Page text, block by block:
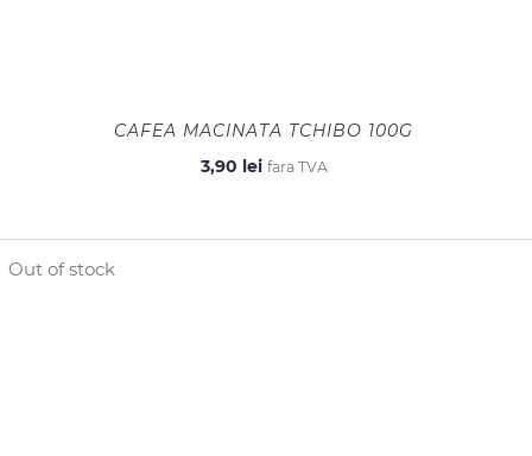
CAFEA MACINATA TCHIBO 100G
3,90 lei fara TVA
Out of stock